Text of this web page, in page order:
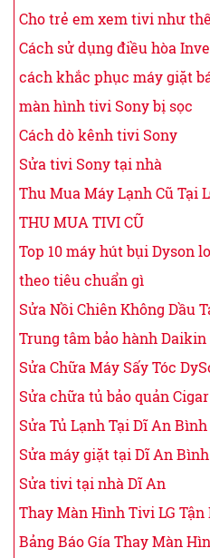
Cho trẻ em xem tivi như
Cách sử dụng điều hòa
cách khắc phục máy giặt
màn hình tivi Sony bị sọc
Cách dò kênh tivi Sony
Sửa tivi Sony tại nhà
Thu Mua Máy Lạnh Cũ Tại
THU MUA TIVI CŨ
Top 10 máy hút bụi Dyson
theo tiêu chuẩn gì
Sửa Nồi Chiên Không Dầu
Trung tâm bảo hành
Sửa Chữa Máy Sấy Tóc
Sửa chữa tủ bảo quản
Sửa Tủ Lạnh Tại Dĩ An
Sửa máy giặt tại Dĩ An
Sửa tivi tại nhà Dĩ An
Thay Màn Hình Tivi LG Tận
Bảng Báo Gía Thay Màn